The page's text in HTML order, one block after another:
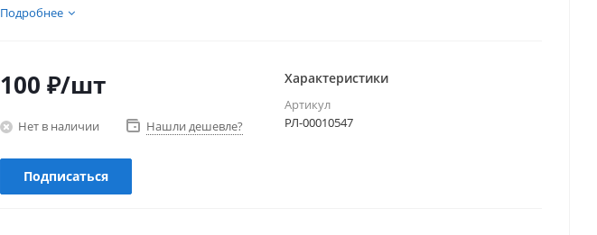
Подробнее
100 ₽/шт
Нет в наличии Нашли дешевле?
Подписаться
Характеристики
Артикул
РЛ-00010547